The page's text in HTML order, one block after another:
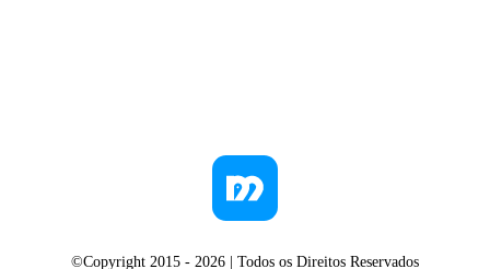
©Copyright 2015 - 2026 | Todos os Direitos Reservados